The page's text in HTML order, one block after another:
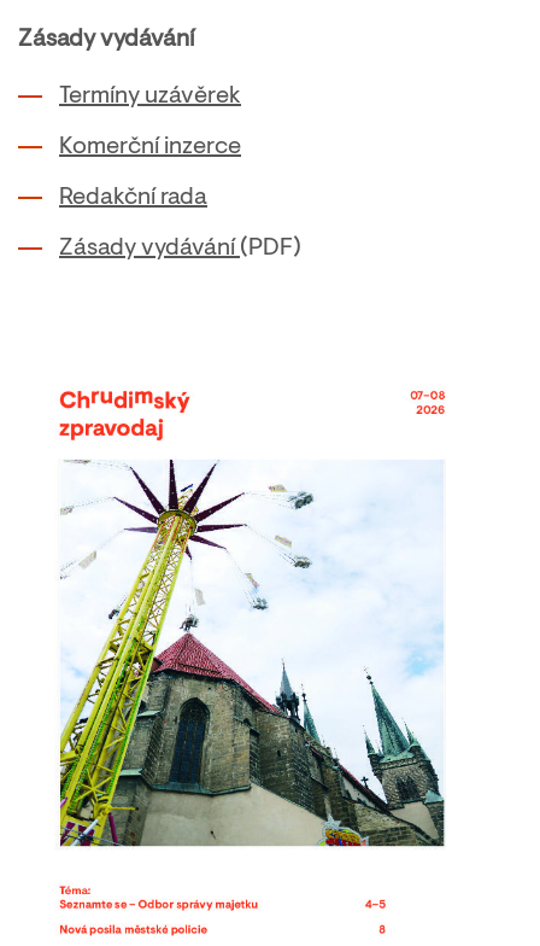
Zásady vydávání
Termíny uzávěrek
Komerční inzerce
Redakční rada
Zásady vydávání (PDF)